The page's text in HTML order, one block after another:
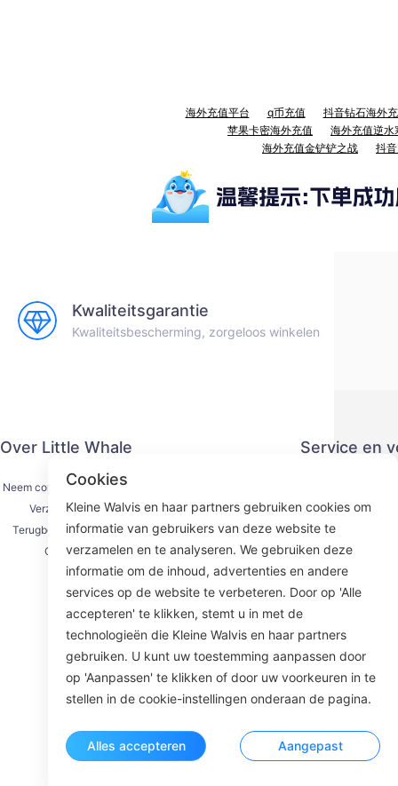
海外充值平台 q币充值
抖音钻石海外
苹果卡密海外充值
海外充值逆水
海外充值金铲铲之战
抖
Kwaliteitsgarantie
Kwaliteitsbescherming, zorgeloos winkelen
Over Little Whale
Neem contact met ons op
Verzendproces
Terugbetalingsproces
Over ons
Service en
ROOM
Cookies
Kleine Walvis en haar partners gebruiken cookies om
informatie van gebruikers van deze website te
verzamelen en te analyseren. We gebruiken deze
informatie om de inhoud, advertenties en andere
services op de website te verbeteren. Door op 'Alle
accepteren' te klikken, stemt u in met de
technologieën die Kleine Walvis en haar partners
gebruiken. U kunt uw toestemming aanpassen door
op 'Aanpassen' te klikken of door uw voorkeuren in te
stellen in de cookie-instellingen onderaan de pagina.
Alles accepteren Aangepast